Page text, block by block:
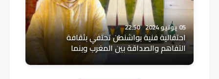
05 يونيو 2024 22:50
احتفالية فنية بواشنطن تحتفي بثقافة
التفاهم والصداقة بين المغرب وبنما